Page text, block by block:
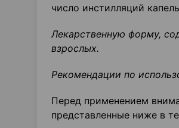
число инстилляций
Лекарственную форму,
взрослых.
Рекомендации по
Перед применением
представленные ниже в